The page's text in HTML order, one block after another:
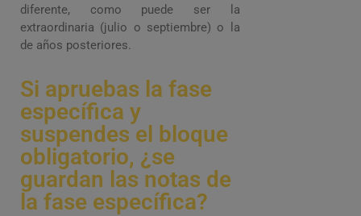
diferente, como puede ser la
extraordinaria (julio o septiembre) o la
de años posteriores.
Si apruebas la fase
específica y
suspendes el bloque
obligatorio, ¿se
guardan las notas de
la fase específica?